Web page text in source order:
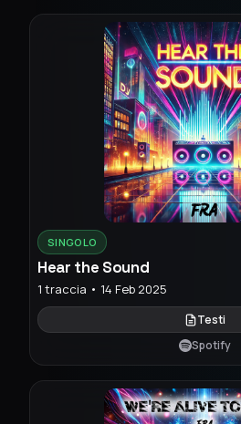
SINGOLO
Hear the Sound
1 traccia • 14 Feb 2025
Testi
Spotify